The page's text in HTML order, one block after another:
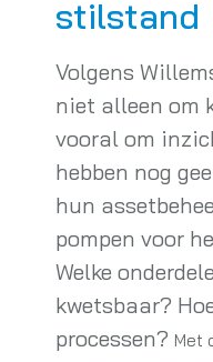
stilstand
Volgens
niet alleen om
vooral om
hebben nog
hun
pompen voor
Welke
kwetsbaar?
processen? Met